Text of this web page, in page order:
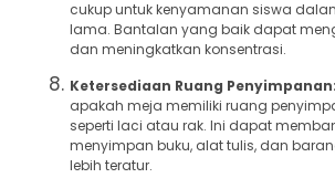
cukup untuk kenyamanan siswa
lama. Bantalan yang baik dapat
dan meningkatkan konsentrasi.
Ketersediaan Ruang Penyimpanan:
apakah meja memiliki ruang
seperti laci atau rak. Ini dapat
menyimpan buku, alat tulis, dan
lebih teratur.